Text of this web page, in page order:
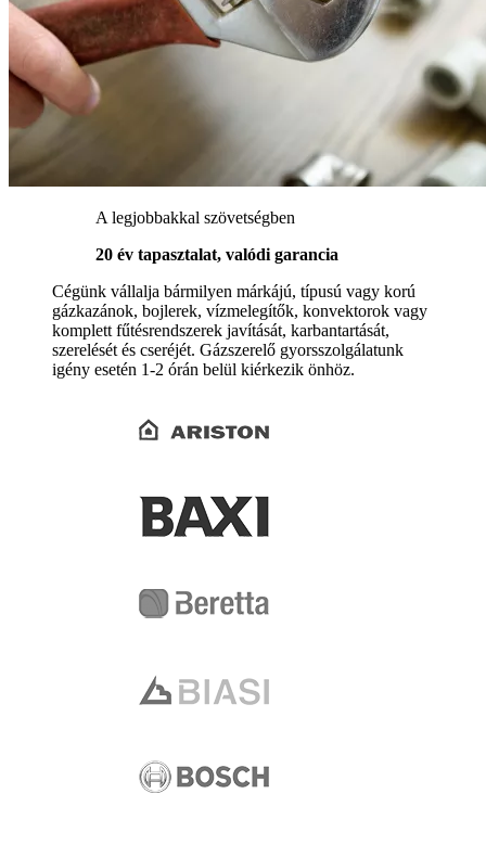
A legjobbakkal szövetségben
20 év tapasztalat, valódi garancia
Cégünk vállalja bármilyen márkájú, típusú vagy korú
gázkazánok, bojlerek, vízmelegítők, konvektorok vagy
komplett fűtésrendszerek javítását, karbantartását,
szerelését és cseréjét. Gázszerelő gyorsszolgálatunk
igény esetén 1-2 órán belül kiérkezik önhöz.